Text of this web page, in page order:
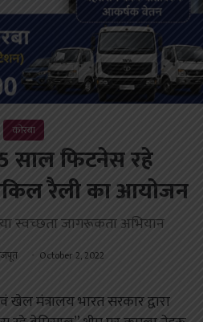
कोरबा
साल फिटनेस रहे
रैली का आयोजन
स्वच्छता जागरूकता अभियान
October 2, 2022
खेल मंत्रालय भारत सरकार द्वारा